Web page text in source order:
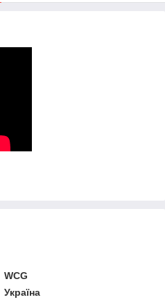
WCG
Україна